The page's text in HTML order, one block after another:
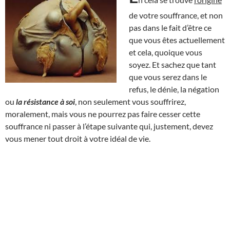
de votre souffrance, et non
pas dans le fait d’être ce
que vous êtes actuellement
et cela, quoique vous
soyez. Et sachez que tant
que vous serez dans le
refus, le dénie, la négation
ou la résistance à soi , non seulement vous souffrirez,
moralement, mais vous ne pourrez pas faire cesser cette
souffrance ni passer à l’étape suivante qui, justement, devez
vous mener tout droit à votre idéal de vie.